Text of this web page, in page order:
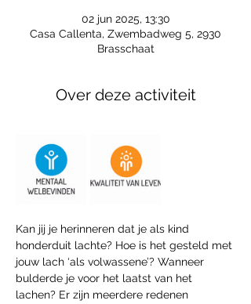
02 jun 2025, 13:30
Casa Callenta, Zwembadweg 5, 2930
Brasschaat
Over deze activiteit
Kan jij je herinneren dat je als kind
honderduit lachte? Hoe is het gesteld met
jouw lach ‘als volwassene’? Wanneer
bulderde je voor het laatst van het
lachen? Er zijn meerdere redenen